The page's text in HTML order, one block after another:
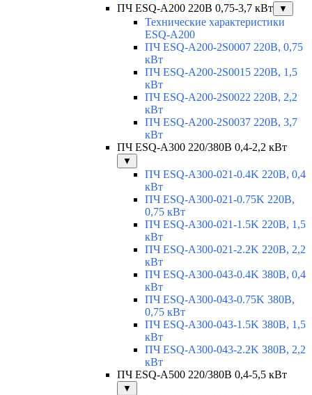
ПЧ ESQ-A200 220В 0,75-3,7 кВт
▼
Технические характеристики
ESQ-A200
ПЧ ESQ-A200-2S0007 220В, 0,75
кВт
ПЧ ESQ-A200-2S0015 220В, 1,5
кВт
ПЧ ESQ-A200-2S0022 220В, 2,2
кВт
ПЧ ESQ-A200-2S0037 220В, 3,7
кВт
ПЧ ESQ-A300 220/380В 0,4-2,2 кВт
▼
ПЧ ESQ-A300-021-0.4K 220В, 0,4
кВт
ПЧ ESQ-A300-021-0.75K 220В,
0,75 кВт
ПЧ ESQ-A300-021-1.5K 220В, 1,5
кВт
ПЧ ESQ-A300-021-2.2K 220В, 2,2
кВт
ПЧ ESQ-A300-043-0.4K 380В, 0,4
кВт
ПЧ ESQ-A300-043-0.75K 380В,
0,75 кВт
ПЧ ESQ-A300-043-1.5K 380В, 1,5
кВт
ПЧ ESQ-A300-043-2.2K 380В, 2,2
кВт
ПЧ ESQ-A500 220/380В 0,4-5,5 кВт
▼